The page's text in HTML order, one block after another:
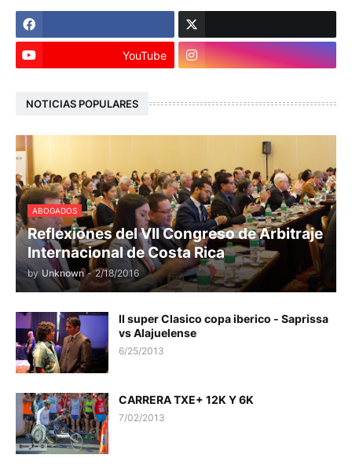
YouTube
NOTICIAS POPULARES
ABOGADOS
Reflexiones del VII Congreso de Arbitraje
Internacional de Costa Rica
by Unknown - 2/18/2016
II super Clasico copa iberico - Saprissa
vs Alajuelense
6/25/2013
CARRERA TXE+ 12K Y 6K
7/02/2013